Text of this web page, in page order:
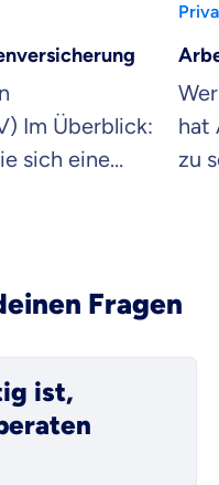
Im Überblick:
sich eine
hat
zu
Fragen
ist,